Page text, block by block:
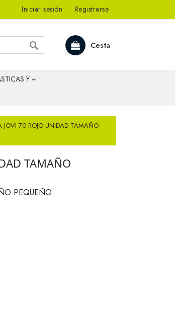
Iniciar sesión · Registrarse
Cesta

Y +
JOVI 70 ROJO UNIDAD TAMAÑO
TAMAÑO
PEQUEÑO